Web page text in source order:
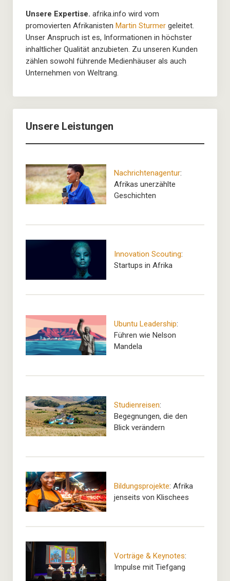
Unsere Expertise. afrika.info wird vom
promovierten Afrikanisten Martin Sturmergeleitet.
Unser Anspruch ist es, Informationen in höchster
inhaltlicher Qualität anzubieten. Zu unseren Kunden
zählen sowohl führende Medienhäuser als auch
Unternehmen von Weltrang.
Unsere Leistungen
Nachrichtenagentur:
Afrikas unerzählte
Geschichten
Innovation Scouting:
Startups in Afrika
Ubuntu Leadership:
Führen wie Nelson
Mandela
Studienreisen:
Begegnungen, die den
Blick verändern
Bildungsprojekte: Afrika
jenseits von Klischees
Vorträge & Keynotes:
Impulse mit Tiefgang